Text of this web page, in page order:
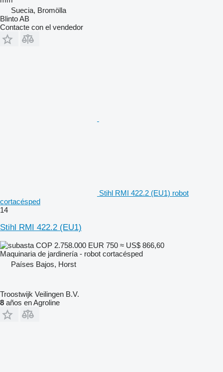
Suecia, Bromölla
Blinto AB
Contacte con el vendedor
Stihl RMI 422.2 (EU1) robot
cortacésped
14
Stihl RMI 422.2 (EU1)
COP 2.758.000 EUR 750 ≈ US$ 866,60
Maquinaria de jardinería - robot cortacésped
Países Bajos, Horst
Troostwijk Veilingen B.V.
8 años en Agroline